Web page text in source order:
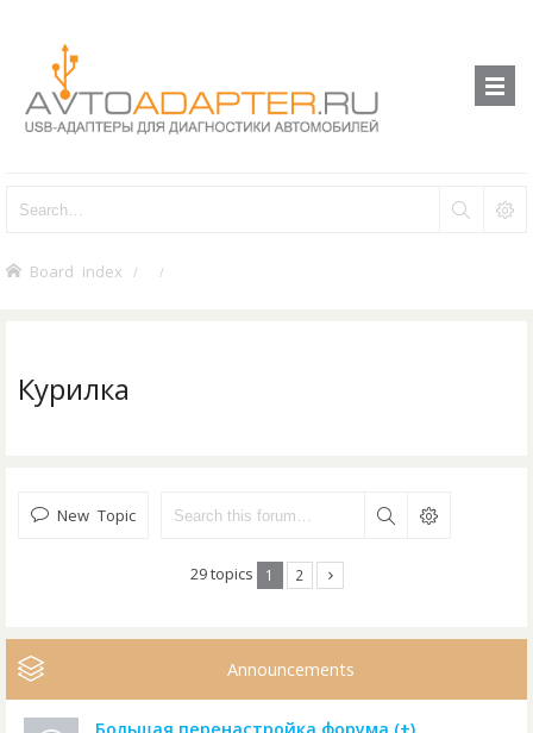
Board index
Курилка
New Topic
29 topics 1 2
Announcements